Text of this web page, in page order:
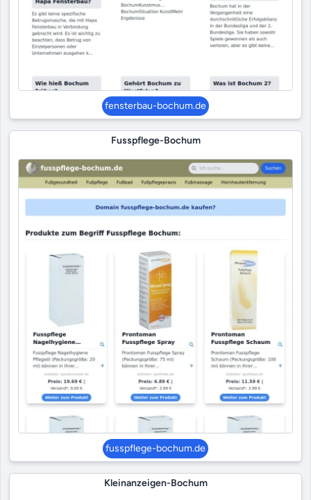
fensterbau-bochum.de
Fusspflege-Bochum
fusspflege-bochum.de
Kleinanzeigen-Bochum